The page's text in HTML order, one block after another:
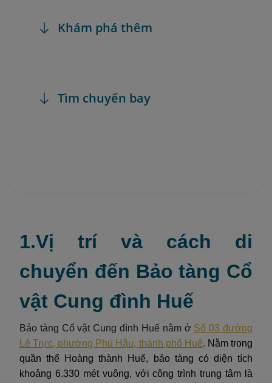
Khám phá thêm
Tìm chuyến bay
1.Vị trí và cách di
chuyển đến Bảo tàng Cổ
vật Cung đình Huế
Bảo tàng Cổ vật Cung đình Huế nằm ở Số 03 đường
Lê Trực, phường Phú Hậu, thành phố Huế. Nằm trong
quần thể Hoàng thành Huế, bảo tàng có diện tích
khoảng 6.330 mét vuông, với công trình trung tâm là